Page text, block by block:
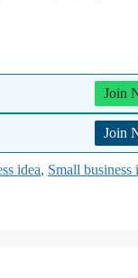
Join
Join
idea, Small business